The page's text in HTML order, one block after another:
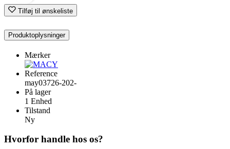
Tilføj til ønskeliste
Produktoplysninger
Mærker
Reference
may03726-202-
På lager
1 Enhed
Tilstand
Ny
Hvorfor handle hos os?